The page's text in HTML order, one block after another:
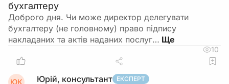
бухгалтеру
Доброго дня. Чи може директор делегувати
бухгалтеру (не головному) право підпису
накладаних та актів наданих послуг…
10
ЮК Юрій, консультант ЕКСПЕРТ